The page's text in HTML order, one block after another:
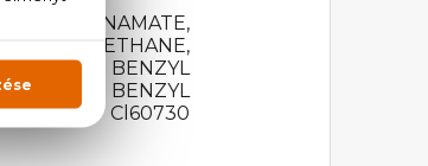
BENZYL
BENZYL
Cl60730